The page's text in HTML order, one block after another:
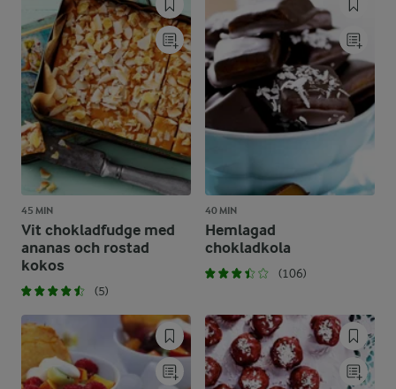
45 MIN
Vit chokladfudge med
ananas och rostad
kokos
(5)
40 MIN
Hemlagad
chokladkola
(106)